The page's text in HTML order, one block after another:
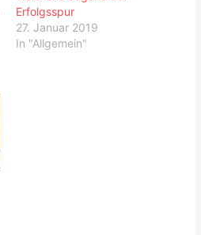
Erfolgsspur
27. Januar 2019
In "Allgemein"